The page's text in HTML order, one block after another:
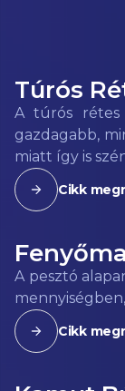
Túrós
A túrós
gazdagabb,
miatt így is
Cikk
A pesztó
Cikk